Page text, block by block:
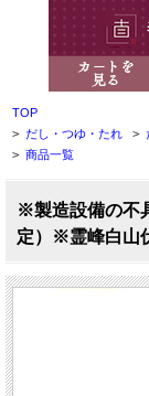
TOP
> だし・つゆ・たれ >
> 商品一覧
※製造設備の不
定）※霊峰白山